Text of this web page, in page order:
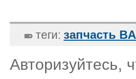
теги: запчасть
Авторизуйтесь,